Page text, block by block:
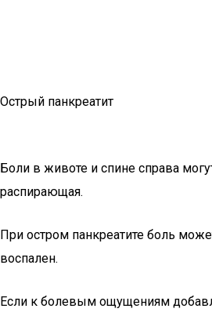
Острый панкреатит
Боли в животе и спине справа
распирающая.
При остром панкреатите боль
воспален.
Если к болевым ощущениям